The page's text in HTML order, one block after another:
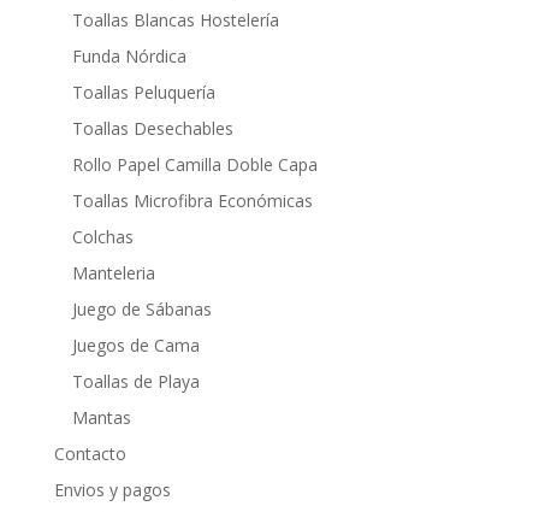
Toallas Blancas Hostelería
Funda Nórdica
Toallas Peluquería
Toallas Desechables
Rollo Papel Camilla Doble Capa
Toallas Microfibra Económicas
Colchas
Manteleria
Juego de Sábanas
Juegos de Cama
Toallas de Playa
Mantas
Contacto
Envios y pagos